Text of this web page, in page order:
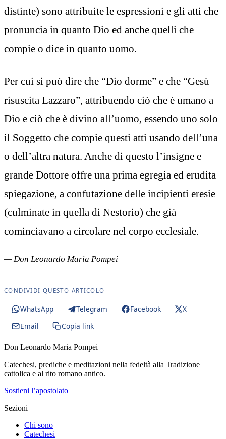
distinte) sono attribuite le espressioni e gli atti che
pronuncia in quanto Dio ed anche quelli che
compie o dice in quanto uomo.
Per cui si può dire che “Dio dorme” e che “Gesù
risuscita Lazzaro”, attribuendo ciò che è umano a
Dio e ciò che è divino all’uomo, essendo uno solo
il Soggetto che compie questi atti usando dell’una
o dell’altra natura. Anche di questo l’insigne e
grande Dottore offre una prima egregia ed erudita
spiegazione, a confutazione delle incipienti eresie
(culminate in quella di Nestorio) che già
cominciavano a circolare nel corpo ecclesiale.
— Don Leonardo Maria Pompei
CONDIVIDI QUESTO ARTICOLO
WhatsApp Telegram Facebook
X
Email
Copia link
Don Leonardo Maria Pompei
Catechesi, prediche e meditazioni nella fedeltà alla Tradizione
cattolica e al rito romano antico.
Sostieni l’apostolato
Sezioni
Chi sono
Catechesi